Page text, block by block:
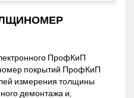
ПрофКиП
покрытий ПрофКиП
измерения толщины
демонтажа и,